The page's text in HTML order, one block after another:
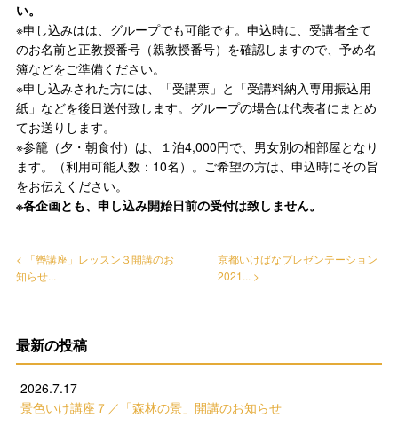
い。
※申し込みはは、グループでも可能です。申込時に、受講者全て
のお名前と正教授番号（親教授番号）を確認しますので、予め名
簿などをご準備ください。
※申し込みされた方には、「受講票」と「受講料納入専用振込用
紙」などを後日送付致します。グループの場合は代表者にまとめ
てお送りします。
※参籠（夕・朝食付）は、１泊4,000円で、男女別の相部屋となり
ます。（利用可能人数：10名）。ご希望の方は、申込時にその旨
をお伝えください。
※各企画とも、申し込み開始日前の受付は致しません。
< 「轡講座」レッスン３開講のお
知らせ...
京都いけばなプレゼンテーション
2021... >
最新の投稿
2026.7.17
景色いけ講座７／「森林の景」開講のお知らせ